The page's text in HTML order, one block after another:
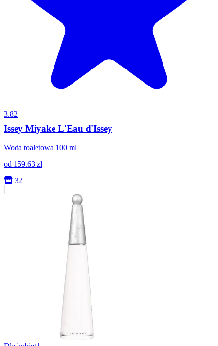
3.82
Issey Miyake L'Eau d'Issey
Woda toaletowa 100 ml
od 159.63 zł
32